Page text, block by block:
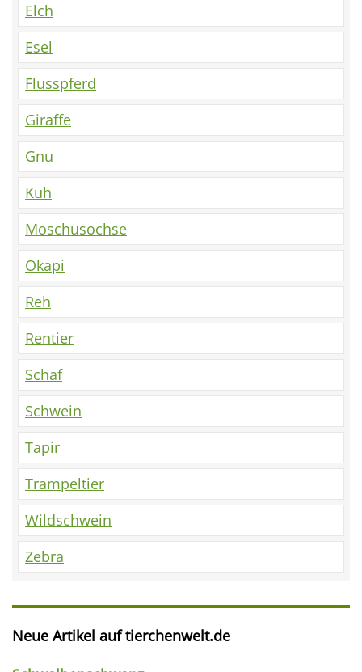
Elch
Esel
Flusspferd
Giraffe
Gnu
Kuh
Moschusochse
Okapi
Reh
Rentier
Schaf
Schwein
Tapir
Trampeltier
Wildschwein
Zebra
Neue Artikel auf tierchenwelt.de